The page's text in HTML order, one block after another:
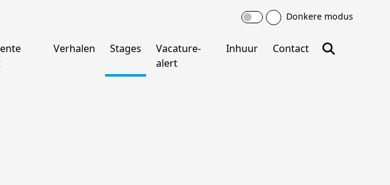
Donkere modus
Verhalen Stages
Vacature-
alert
Inhuur Contact